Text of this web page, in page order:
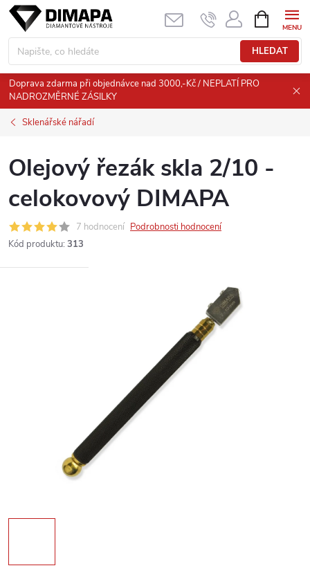
Přejít
obsah
HLEDAT
NÁKUPNÍ
KOŠÍK
Doprava zdarma při objednávce nad 3000,-Kč / NEPLATÍ PRO
NADROZMĚRNÉ ZÁSILKY
Sklenářské nářadí
Olejový řezák skla 2/10 -
celokovový DIMAPA
7 hodnocení Podrobnosti hodnocení
Kód produktu: 313